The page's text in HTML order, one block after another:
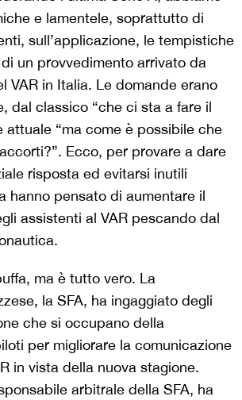
e lamentele, soprattutto di
sull’applicazione, le tempistiche
un provvedimento arrivato da
VAR in Italia. Le domande erano
dal classico “che ci sta a fare il
attuale “ma come è possibile che
Ecco, per provare a dare
risposta ed evitarsi inutili
hanno pensato di aumentare il
assistenti al VAR pescando dal
ma è tutto vero. La
la SFA, ha ingaggiato degli
che si occupano della
per migliorare la comunicazione
in vista della nuova stagione.
arbitrale della SFA, ha